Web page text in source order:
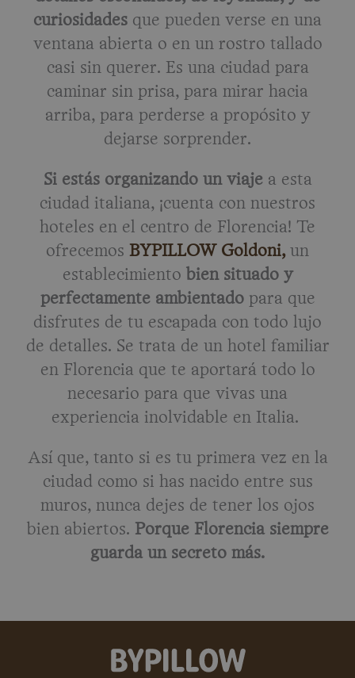
curiosidades que pueden verse en una
ventana abierta o en un rostro tallado
casi sin querer. Es una ciudad para
caminar sin prisa, para mirar hacia
arriba, para perderse a propósito y
dejarse sorprender.
Si estás organizando un viaje a esta
ciudad italiana, ¡cuenta con nuestros
hoteles en el centro de Florencia! Te
ofrecemos BYPILLOW Goldoni,un
establecimiento bien situado y
perfectamente ambientado para que
disfrutes de tu escapada con todo lujo
de detalles. Se trata de un hotel familiar
en Florencia que te aportará todo lo
necesario para que vivas una
experiencia inolvidable en Italia.
Así que, tanto si es tu primera vez en la
ciudad como si has nacido entre sus
muros, nunca dejes de tener los ojos
bien abiertos. Porque Florencia siempre
guarda un secreto más.